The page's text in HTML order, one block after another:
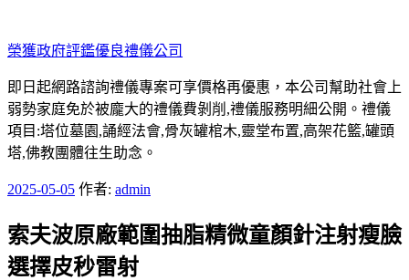
至
主
要
內
容
榮獲政府評鑑優良禮儀公司
即日起網路諮詢禮儀專案可享價格再優惠，本公司幫助社會上
弱勢家庭免於被龐大的禮儀費剝削,禮儀服務明細公開。禮儀
項目:塔位墓園,誦經法會,骨灰罐棺木,靈堂布置,高架花籃,罐頭
塔,佛教團體往生助念。
發
於
2025-05-05 作者: admin
索夫波原廠範圍抽脂精微童顏針注射瘦臉
選擇皮秒雷射